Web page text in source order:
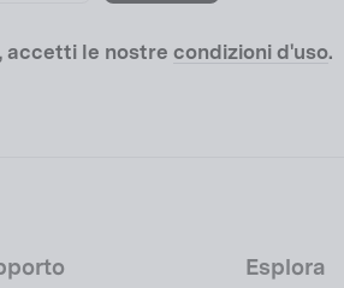
accetti le nostre condizioni d'uso.
Esplora